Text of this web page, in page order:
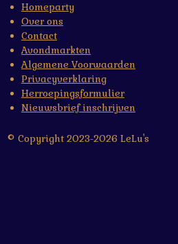
Homeparty
Over ons
Contact
Avondmarkten
Algemene Voorwaarden
Privacyverklaring
Herroepingsformulier
Nieuwsbrief inschrijven
© Copyright 2023-2026 LeLu's